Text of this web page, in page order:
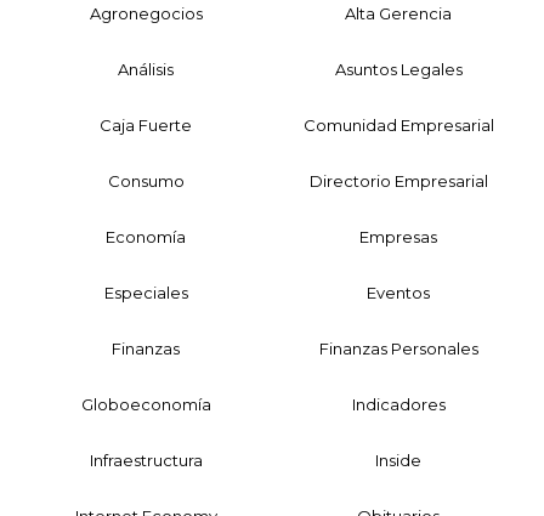
Agronegocios Alta Gerencia
Análisis Asuntos Legales
Caja Fuerte Comunidad Empresarial
Consumo Directorio Empresarial
Economía Empresas
Especiales Eventos
Finanzas Finanzas Personales
Globoeconomía Indicadores
Infraestructura Inside